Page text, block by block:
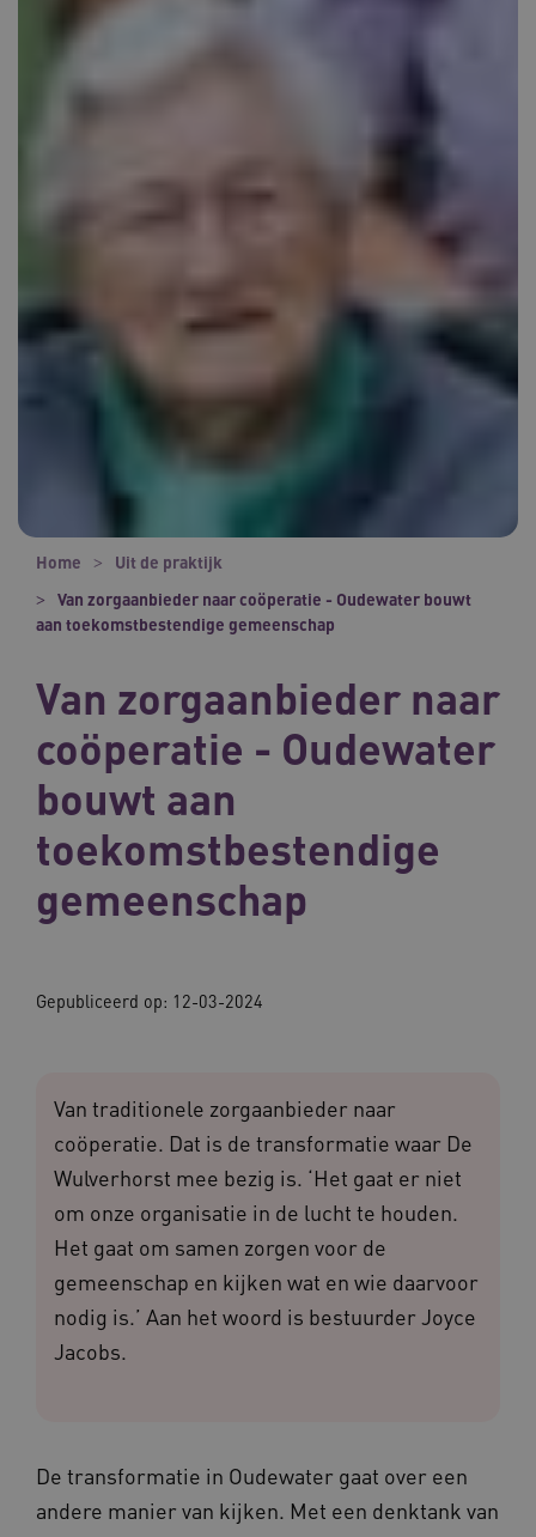
Home
Uit de praktijk
Van zorgaanbieder naar coöperatie - Oudewater bouwt
aan toekomstbestendige gemeenschap
Van zorgaanbieder naar
coöperatie - Oudewater
bouwt aan
toekomstbestendige
gemeenschap
Gepubliceerd op: 12-03-2024
Van traditionele zorgaanbieder naar
coöperatie. Dat is de transformatie waar De
Wulverhorst mee bezig is. ‘Het gaat er niet
om onze organisatie in de lucht te houden.
Het gaat om samen zorgen voor de
gemeenschap en kijken wat en wie daarvoor
nodig is.’ Aan het woord is bestuurder Joyce
Jacobs.
De transformatie in Oudewater gaat over een
andere manier van kijken. Met een denktank van